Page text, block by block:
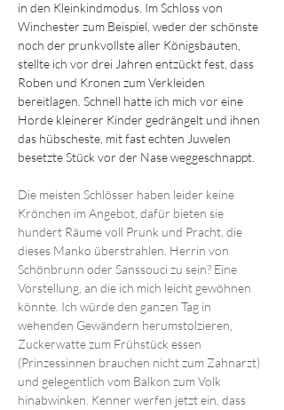
in den Kleinkindmodus. Im Schloss von
Winchester zum Beispiel, weder der schönste
noch der prunkvollste aller Königsbauten,
stellte ich vor drei Jahren entzückt fest, dass
Roben und Kronen zum Verkleiden
bereitlagen. Schnell hatte ich mich vor eine
Horde kleinerer Kinder gedrängelt und ihnen
das hübscheste, mit fast echten Juwelen
besetzte Stück vor der Nase weggeschnappt.
Die meisten Schlösser haben leider keine
Krönchen im Angebot, dafür bieten sie
hundert Räume voll Prunk und Pracht, die
dieses Manko überstrahlen. Herrin von
Schönbrunn oder Sanssouci zu sein? Eine
Vorstellung, an die ich mich leicht gewöhnen
könnte. Ich würde den ganzen Tag in
wehenden Gewändern herumstolzieren,
Zuckerwatte zum Frühstück essen
(Prinzessinnen brauchen nicht zum Zahnarzt)
und gelegentlich vom Balkon zum Volk
hinabwinken. Kenner werfen jetzt ein, dass